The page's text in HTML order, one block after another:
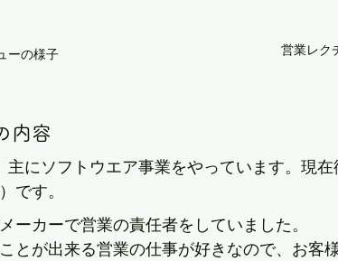
ーの様子 営業レク
内容
主にソフトウエア事業をやっています。現
です。
ーカーで営業の責任者をしていました。
とが出来る営業の仕事が好きなので、お客